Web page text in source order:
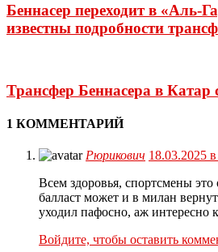
Беннасер переходит в «Аль-
известны подробности
Трансфер Беннасера в Катар
1 КОММЕНТАРИЙ
Рюрикович 18.03.2025
Всем здоровья, спортсмены
балласт может и в милан
уходил пафосно, аж интересно
Войдите, чтобы оставить